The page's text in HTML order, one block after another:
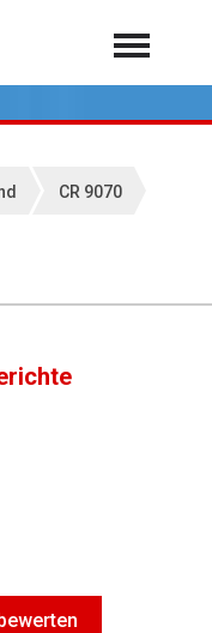
CR 9070